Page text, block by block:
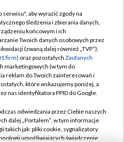
TVP
TVP
prywatności
zgody
Pomoc
Kontakt
aby wyrazić zgody na
śledzenia i zbierania danych,
końcowym i ich
Twoich danych osobowych przez
(zwaną dalej również „TVP”),
firm) oraz pozostałych Zaufanych
marketingowych (w tym do
reklam do Twoich zainteresowań i
które wskazujemy poniżej, a
nas identyfikatora PPID do Google.
odwiedzania przez Ciebie naszych
dalej „Portalem”, w tym informacje
takich jak: pliki cookie, sygnalizatory
umożliwiających świadczenie